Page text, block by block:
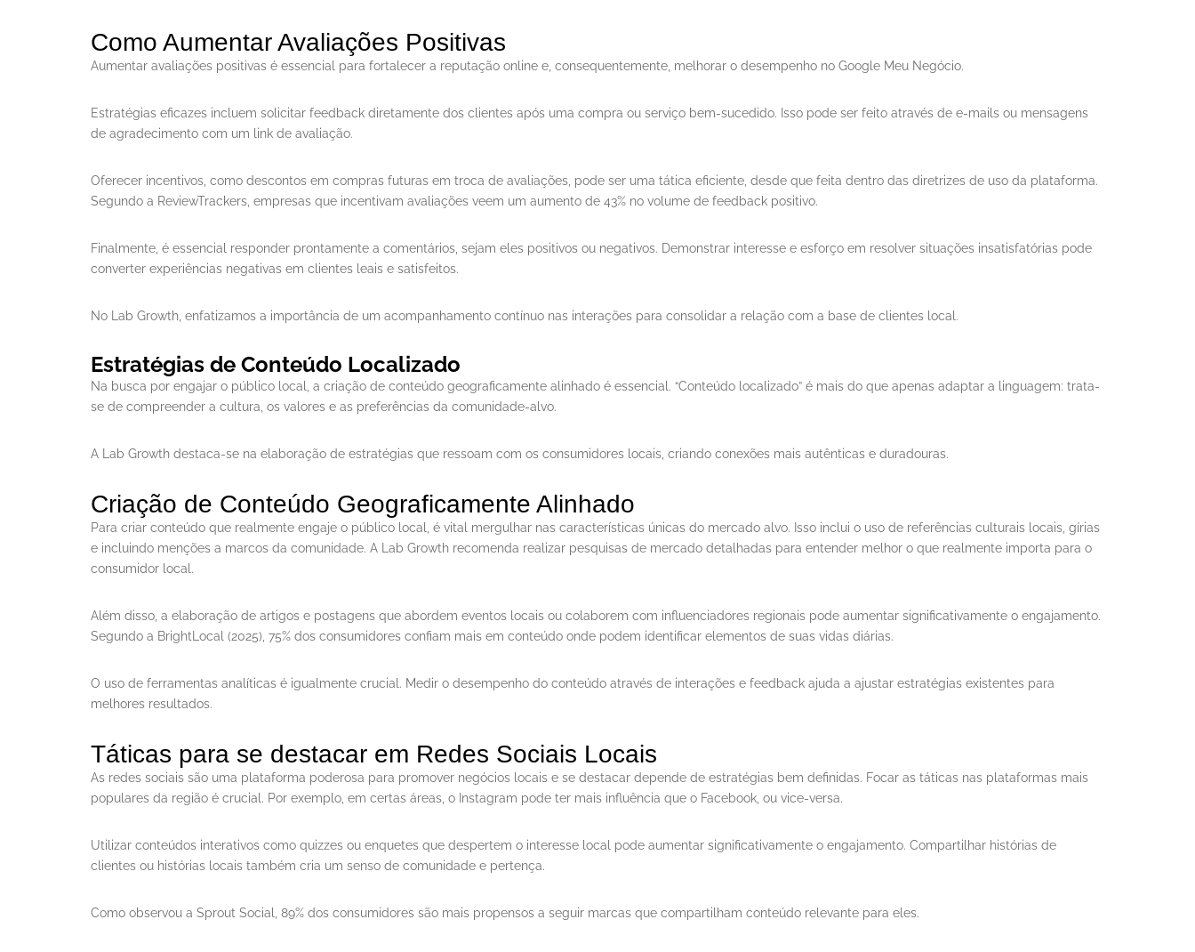
Como Aumentar Avaliações Positivas
Aumentar avaliações positivas é essencial para fortalecer a reputação online e, consequentemente, melhorar o desempenho no Google Meu Negócio.
Estratégias eficazes incluem solicitar feedback diretamente dos clientes após uma compra ou serviço bem-sucedido. Isso pode ser feito através de e-mails ou mensagens
de agradecimento com um link de avaliação.
Oferecer incentivos, como descontos em compras futuras em troca de avaliações, pode ser uma tática eficiente, desde que feita dentro das diretrizes de uso da plataforma.
Segundo a ReviewTrackers, empresas que incentivam avaliações veem um aumento de 43% no volume de feedback positivo.
Finalmente, é essencial responder prontamente a comentários, sejam eles positivos ou negativos. Demonstrar interesse e esforço em resolver situações insatisfatórias pode
converter experiências negativas em clientes leais e satisfeitos.
No Lab Growth, enfatizamos a importância de um acompanhamento contínuo nas interações para consolidar a relação com a base de clientes local.
Estratégias de Conteúdo Localizado
Na busca por engajar o público local, a criação de conteúdo geograficamente alinhado é essencial. “Conteúdo localizado” é mais do que apenas adaptar a linguagem: trata-
se de compreender a cultura, os valores e as preferências da comunidade-alvo.
A Lab Growth destaca-se na elaboração de estratégias que ressoam com os consumidores locais, criando conexões mais autênticas e duradouras.
Criação de Conteúdo Geograficamente Alinhado
Para criar conteúdo que realmente engaje o público local, é vital mergulhar nas características únicas do mercado alvo. Isso inclui o uso de referências culturais locais, gírias
e incluindo menções a marcos da comunidade. A Lab Growth recomenda realizar pesquisas de mercado detalhadas para entender melhor o que realmente importa para o
consumidor local.
Além disso, a elaboração de artigos e postagens que abordem eventos locais ou colaborem com influenciadores regionais pode aumentar significativamente o engajamento.
Segundo a BrightLocal (2025), 75% dos consumidores confiam mais em conteúdo onde podem identificar elementos de suas vidas diárias.
O uso de ferramentas analíticas é igualmente crucial. Medir o desempenho do conteúdo através de interações e feedback ajuda a ajustar estratégias existentes para
melhores resultados.
Táticas para se destacar em Redes Sociais Locais
As redes sociais são uma plataforma poderosa para promover negócios locais e se destacar depende de estratégias bem definidas. Focar as táticas nas plataformas mais
populares da região é crucial. Por exemplo, em certas áreas, o Instagram pode ter mais influência que o Facebook, ou vice-versa.
Utilizar conteúdos interativos como quizzes ou enquetes que despertem o interesse local pode aumentar significativamente o engajamento. Compartilhar histórias de
clientes ou histórias locais também cria um senso de comunidade e pertença.
Como observou a Sprout Social, 89% dos consumidores são mais propensos a seguir marcas que compartilham conteúdo relevante para eles.